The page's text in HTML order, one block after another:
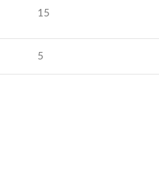
15
5